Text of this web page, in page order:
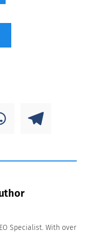
Specialist. With over